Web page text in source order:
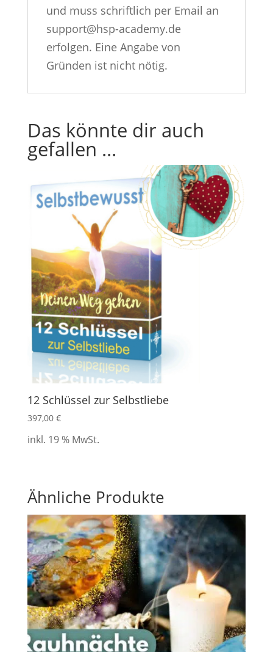
und muss schriftlich per Email an
support@hsp-academy.de
erfolgen. Eine Angabe von
Gründen ist nicht nötig.
Das könnte dir auch
gefallen …
12 Schlüssel zur Selbstliebe
397,00 €
inkl. 19 % MwSt.
Ähnliche Produkte